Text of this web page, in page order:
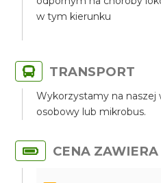
w tym kierunku
TRANSPORT
Wykorzystamy na naszej
osobowy lub mikrobus.
CENA ZAWIERA